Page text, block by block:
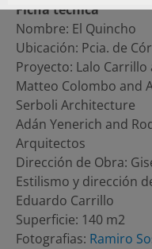
Ficha técnica
Nombre: El Quincho
Ubicación: Pcia. de
Proyecto: Lalo
Matteo Colombo and
Serboli Architecture
Adán Yenerich and
Arquitectos
Dirección de Obra:
Estilismo y dirección
Eduardo Carrillo
Superficie: 140 m2
Fotografias: Ramiro